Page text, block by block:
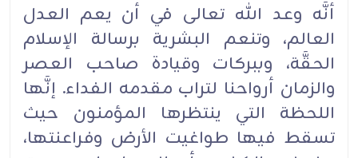
أنَّه وعد الله تعالى في أن يعم العدل
العالم، وتنعم البشرية برسالة الإسلام
الحقَّة، وببركات وقيادة صاحب العصر
والزمان أرواحنا لتراب مقدمه الفداء. إنَّها
اللحظة التي ينتظرها المؤمنون حيث
تسقط فيها طواغيت الأرض وفراعنتها،